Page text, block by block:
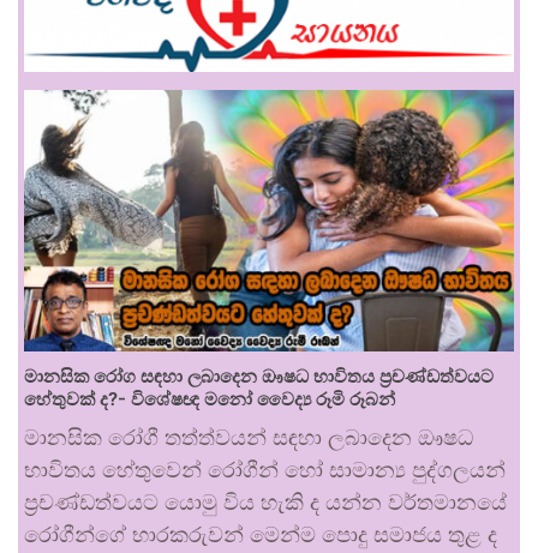
මානසික රෝග සඳහා ලබාදෙන ඖෂධ භාවිතය ප්‍රචණ්ඩත්වයට
හේතුවක් ද?- විශේෂඥ මනෝ වෛද්‍ය රූමි රූබන්
මානසික රෝගී තත්ත්වයන් සඳහා ලබාදෙන ඖෂධ
භාවිතය හේතුවෙන් රෝගීන් හෝ සාමාන්‍ය පුද්ගලයන්
ප්‍රචණ්ඩත්වයට යොමු විය හැකි ද යන්න වර්තමානයේ
රෝගීන්ගේ භාරකරුවන් මෙන්ම පොදු සමාජය තුළ ද